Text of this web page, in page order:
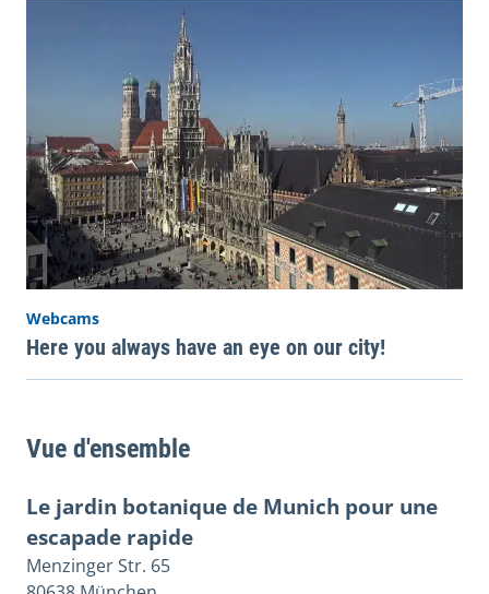
Webcams
Here you always have an eye on our city!
Vue d'ensemble
Le jardin botanique de Munich pour une
escapade rapide
Menzinger Str. 65